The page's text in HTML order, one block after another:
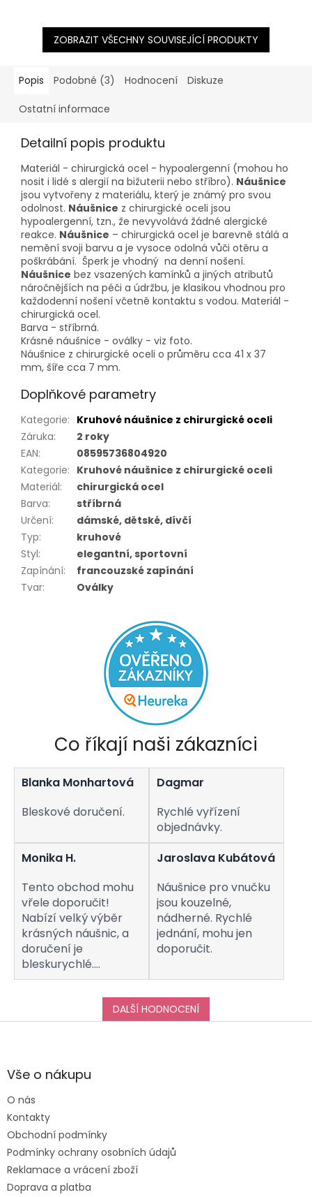
ZOBRAZIT VŠECHNY SOUVISEJÍCÍ PRODUKTY
Popis Podobné (3) Hodnocení Diskuze
Ostatní informace
Detailní popis produktu
Materiál - chirurgická ocel - hypoalergenní (mohou ho
nosit i lidé s alergií na bižuterii nebo stříbro). Náušnice
jsou vytvořeny z materiálu, který je známý pro svou
odolnost. Náušnice z chirurgické oceli jsou
hypoalergenní, tzn., že nevyvolává žádné alergické
reakce. Náušnice – chirurgická ocel je barevně stálá a
nemění svoji barvu a je vysoce odolná vůči otěru a
poškrábání. Šperk je vhodný na denní nošení.
Náušnice bez vsazených kamínků a jiných atributů
náročnějších na péči a údržbu, je klasikou vhodnou pro
každodenní nošení včetně kontaktu s vodou. Materiál -
chirurgická ocel.
Barva - stříbrná.
Krásné náušnice - oválky - viz foto.
Náušnice z chirurgické oceli o průměru cca 41 x 37
mm, šíře cca 7 mm.
Doplňkové parametry
Kategorie: Kruhové náušnice z chirurgické oceli
Záruka:
2 roky
EAN:
08595736804920
Kategorie: Kruhové náušnice z chirurgické oceli
Materiál:
chirurgická ocel
Barva:
stříbrná
Určení:
dámské, dětské, dívčí
Typ:
kruhové
Styl:
elegantní, sportovní
Zapínání:
francouzské zapínání
Tvar: Oválky
Co říkají naši zákazníci
Blanka Monhartová
Bleskové doručení.
Dagmar
Rychlé vyřízení
objednávky.
Monika H.
Tento obchod mohu
vřele doporučit!
Nabízí velký výběr
krásných náušnic, a
doručení je
bleskurychlé.
Komunikaci s
obchodem hodnotím
taktéž na jedničku!
Děkuji za vše, a určitě
Jaroslava Kubátová
Náušnice pro vnučku
jsou kouzelné,
nádherné. Rychlé
jednání, mohu jen
doporučit.
DALŠÍ HODNOCENÍ
Z
aVše o nákupu
O nás
Kontakty
Obchodní podmínky
Podmínky ochrany osobních údajů
Reklamace a vrácení zboží
Doprava a platba